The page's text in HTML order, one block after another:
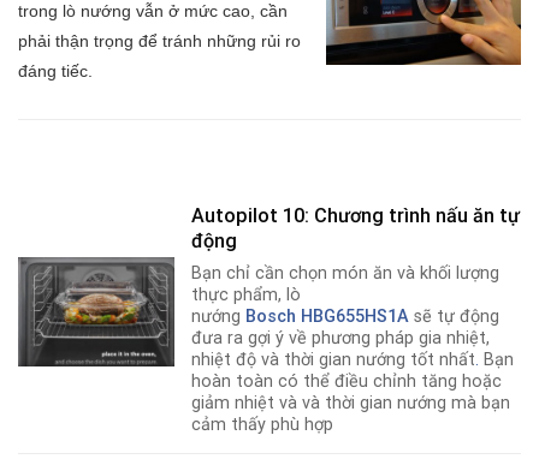
trong lò nướng vẫn ở mức cao, cần
phải thận trọng để tránh những rủi ro
đáng tiếc.
Autopilot 10: Chương trình nấu ăn tự
động
Bạn chỉ cần chọn món ăn và khối lượng
thực phẩm, lò
nướng Bosch HBG655HS1A sẽ tự động
đưa ra gợi ý về phương pháp gia nhiệt,
nhiệt độ và thời gian nướng tốt nhất. Bạn
hoàn toàn có thể điều chỉnh tăng hoặc
giảm nhiệt và và thời gian nướng mà bạn
cảm thấy phù hợp